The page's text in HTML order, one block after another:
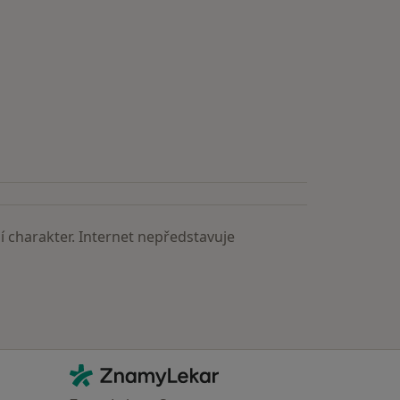
charakter. Internet nepředstavuje
Kontakt
ZnamyLekar - Hlavní stránka